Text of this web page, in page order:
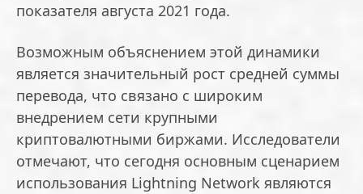
показателя августа 2021 года.
Возможным объяснением этой динамики
является значительный рост средней суммы
перевода, что связано с широким
внедрением сети крупными
криптовалютными биржами. Исследователи
отмечают, что сегодня основным сценарием
использования Lightning Network являются